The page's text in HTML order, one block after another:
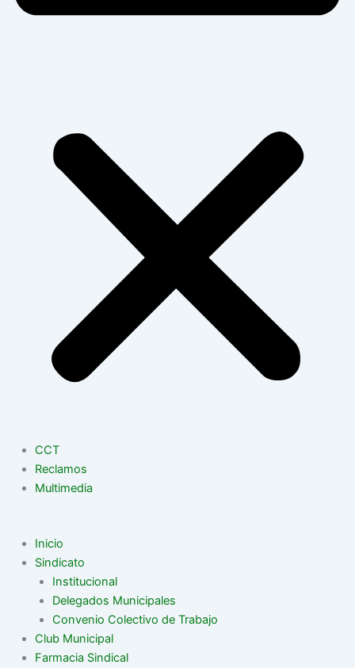
CCT
Reclamos
Multimedia
Inicio
Sindicato
Institucional
Delegados Municipales
Convenio Colectivo de Trabajo
Club Municipal
Farmacia Sindical